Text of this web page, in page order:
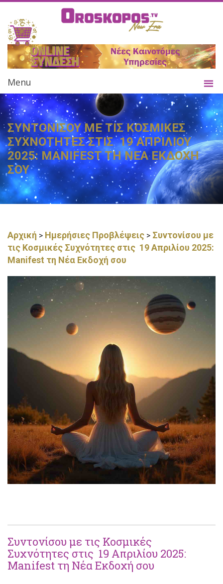
Menu
ΣΥΝΤΟΝΙΣΟΥ ΜΕ ΤΙΣ ΚΟΣΜΙΚΕΣ
ΣΥΧΝΟΤΗΤΕΣ ΣΤΙΣ 19 ΑΠΡΙΛΙΟΥ
2025: MANIFEST ΤΗ ΝΕΑ ΕΚΔΟΧΗ
ΣΟΥ
Αρχική > Ημερήσιες Προβλέψεις > Συντονίσου με
τις Κοσμικές Συχνότητες στις 19 Απριλίου 2025:
Manifest τη Νέα Εκδοχή σου
Συντονίσου με τις Κοσμικές
Συχνότητες στις 19 Απριλίου 2025:
Manifest τη Νέα Εκδοχή σου